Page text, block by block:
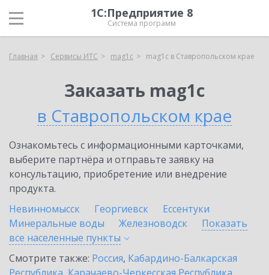
1С:Предприятие 8
Система программ
Главная Сервисы ИТС mag1c mag1c в Ставропольском крае
Заказать mag1c
в Ставропольском крае
Ознакомьтесь с информационными карточками,
выберите партнёра и отправьте заявку на
консультацию, приобретение или внедрение
продукта.
Невинномысск
Георгиевск
Ессентуки
Минеральные воды
Железноводск
Показать
все населенные пункты
Смотрите также: Россия, Кабардино-Балкарская